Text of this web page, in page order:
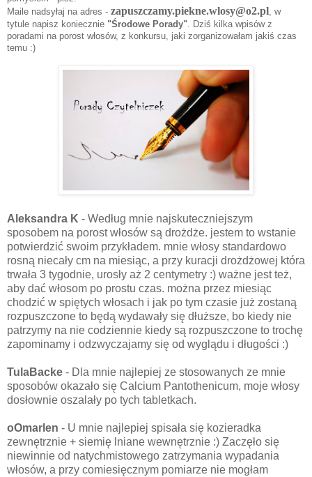
Maile nadsyłaj na adres - zapuszczamy.piekne.wlosy@o2.pl, w
tytule napisz koniecznie "Środowe Porady". Dziś kilka wpisów z
poradami na porost włosów, z konkursu, jaki zorganizowałam jakiś czas
temu :)
Aleksandra K - Według mnie najskuteczniejszym
sposobem na porost włosów są drożdże. jestem to wstanie
potwierdzić swoim przykładem. mnie włosy standardowo
rosną niecały cm na miesiąc, a przy kuracji drożdżowej która
trwała 3 tygodnie, urosły aż 2 centymetry :) ważne jest też,
aby dać włosom po prostu czas. można przez miesiąc
chodzić w spiętych włosach i jak po tym czasie już zostaną
rozpuszczone to będą wydawały się dłuższe, bo kiedy nie
patrzymy na nie codziennie kiedy są rozpuszczone to trochę
zapominamy i odzwyczajamy się od wyglądu i długości :)
TulaBacke - Dla mnie najlepiej ze stosowanych ze mnie
sposobów okazało się Calcium Pantothenicum, moje włosy
dosłownie oszalały po tych tabletkach.
oOmarlen - U mnie najlepiej spisała się kozieradka
zewnętrznie + siemię lniane wewnętrznie :) Zaczęło się
niewinnie od natychmistowego zatrzymania wypadania
włosów, a przy comiesięcznym pomiarze nie mogłam